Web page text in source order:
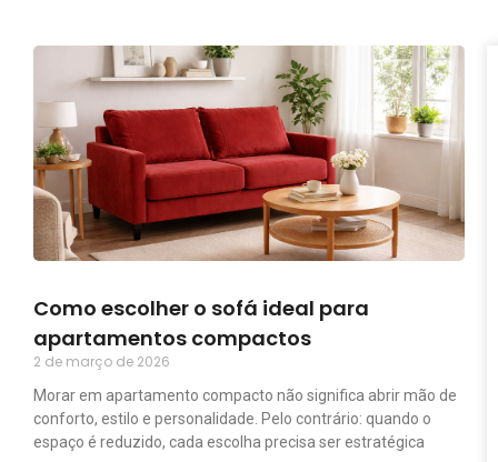
Como escolher o sofá ideal para
apartamentos compactos
2 de março de 2026
Morar em apartamento compacto não significa abrir mão de
conforto, estilo e personalidade. Pelo contrário: quando o
espaço é reduzido, cada escolha precisa ser estratégica